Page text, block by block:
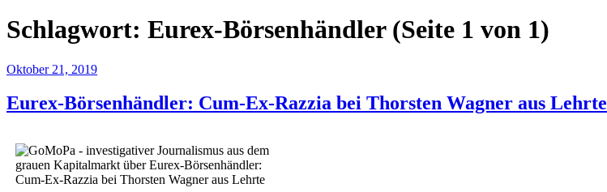
Schlagwort: Eurex-Börsenhändler (Seite 1 von 1)
Oktober 21, 2019
Eurex-Börsenhändler: Cum-Ex-Razzia bei Thorsten Wagner aus Lehrte